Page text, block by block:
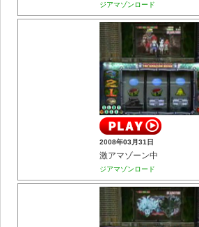
ジアマゾンロード
2008年03月31日
激アマゾーン中
ジアマゾンロード